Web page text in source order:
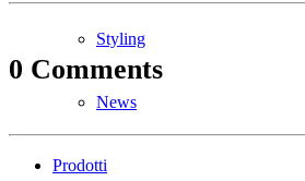
Styling
News
Prodotti
0 Comments